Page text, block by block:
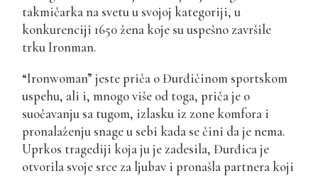
takmičarka na svetu u svojoj kategoriji, u
konkurenciji 1650 žena koje su uspešno završile
trku Ironman.
“Ironwoman” jeste priča o Đurđičinom sportskom
uspehu, ali i, mnogo više od toga, priča je o
suočavanju sa tugom, izlasku iz zone komfora i
pronalaženju snage u sebi kada se čini da je nema.
Uprkos tragediji koja ju je zadesila, Đurđica je
otvorila svoje srce za ljubav i pronašla partnera koji